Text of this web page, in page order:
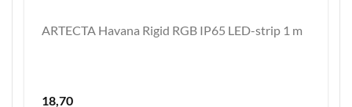
ARTECTA Havana Rigid RGB IP65 LED-strip 1 m
18,70